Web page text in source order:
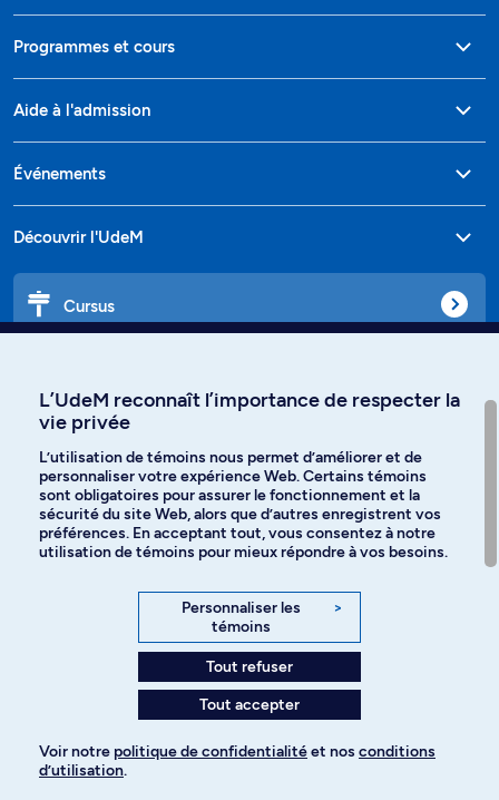
Programmes et cours
Aide à l'admission
Événements
Découvrir l'UdeM
Cursus
Langues
Facebook Instagram
YouTube
Politique de confidentialité
L’UdeM reconnaît l’importance de respecter la
vie privée
L’utilisation de témoins nous permet d’améliorer et de
personnaliser votre expérience Web. Certains témoins
sont obligatoires pour assurer le fonctionnement et la
sécurité du site Web, alors que d’autres enregistrent vos
préférences. En acceptant tout, vous consentez à notre
utilisation de témoins pour mieux répondre à vos besoins.
Personnaliser les
témoins
>
Tout refuser
Tout accepter
Voir notre politique de confidentialitéet nos conditions
d’utilisation.